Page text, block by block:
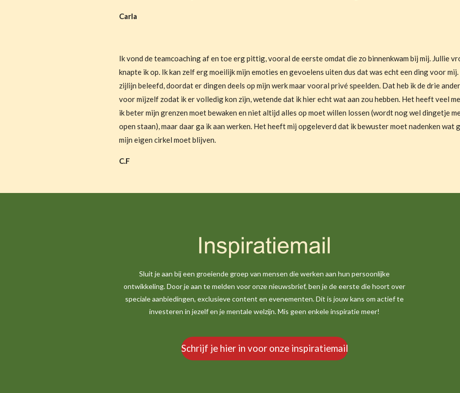
Carla
Ik vond de teamcoaching af en toe erg pittig, vooral de eerste omdat die zo binnenkwam bij mij. Jullie
knapte ik op. Ik kan zelf erg moeilijk mijn emoties en gevoelens uiten dus dat was echt een ding voor
zijlijn beleefd, doordat er dingen deels op mijn werk maar vooral privé speelden. Dat heb ik de drie
voor mijzelf zodat ik er volledig kon zijn, wetende dat ik hier echt wat aan zou hebben. Het heeft veel
ik beter mijn grenzen moet bewaken en niet altijd alles op moet willen lossen (wordt nog wel dingetje
open staan), maar daar ga ik aan werken. Het heeft mij opgeleverd dat ik bewuster moet nadenken wat
mijn eigen cirkel moet blijven.
C.F
Sluit je aan bij een groeiende groep van mensen die werken aan hun persoonlijke
ontwikkeling. Door je aan te melden voor onze nieuwsbrief, ben je de eerste die hoort over
speciale aanbiedingen, exclusieve content en evenementen. Dit is jouw kans om actief te
investeren in jezelf en je mentale welzijn. Mis geen enkele inspiratie meer!
Schrijf je hier in voor onze inspiratiemail